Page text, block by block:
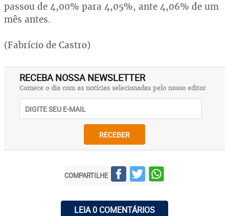
passou de 4,00% para 4,05%, ante 4,06% de um
mês antes.
(Fabrício de Castro)
RECEBA NOSSA NEWSLETTER
Comece o dia com as notícias selecionadas pelo nosso editor
RECEBER
COMPARTILHE
LEIA 0 COMENTÁRIOS